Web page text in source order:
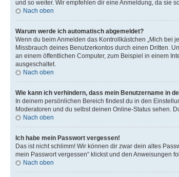
und so weiter. Wir empfehlen dir eine Anmeldung, da sie
Nach oben
Warum werde ich automatisch abgemeldet?
Wenn du beim Anmelden das Kontrollkästchen „Mich bei
Missbrauch deines Benutzerkontos durch einen Dritten.
an einem öffentlichen Computer, zum Beispiel in einem
ausgeschaltet.
Nach oben
Wie kann ich verhindern, dass mein Benutzername in
In deinem persönlichen Bereich findest du in den
Moderatoren und du selbst deinen Online-Status sehen.
Nach oben
Ich habe mein Passwort vergessen!
Das ist nicht schlimm! Wir können dir zwar dein altes
mein Passwort vergessen“ klickst und den Anweisungen
Nach oben